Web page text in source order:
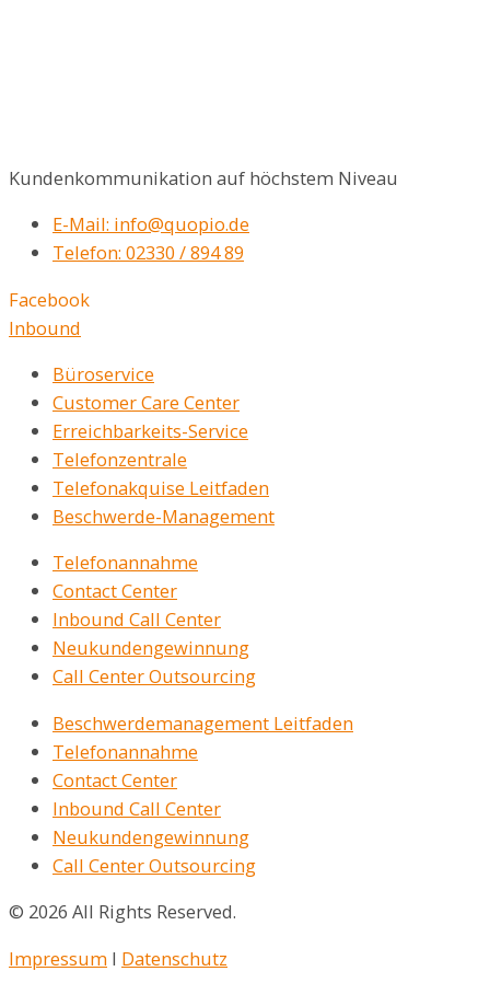
Kundenkommunikation auf höchstem Niveau
E-Mail: info@quopio.de
Telefon: 02330 / 894 89
Facebook
Inbound
Büroservice
Customer Care Center
Erreichbarkeits-Service
Telefonzentrale
Telefonakquise Leitfaden
Beschwerde-Management
Telefonannahme
Contact Center
Inbound Call Center
Neukundengewinnung
Call Center Outsourcing
Beschwerdemanagement Leitfaden
Telefonannahme
Contact Center
Inbound Call Center
Neukundengewinnung
Call Center Outsourcing
© 2026 All Rights Reserved.
Impressum I Datenschutz